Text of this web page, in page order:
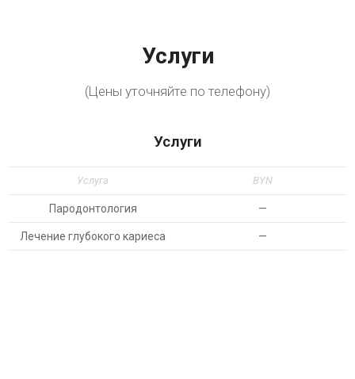
Услуги
(Цены уточняйте по телефону)
Услуги
Услуга BYN
Пародонтология —
Лечение глубокого кариеса —